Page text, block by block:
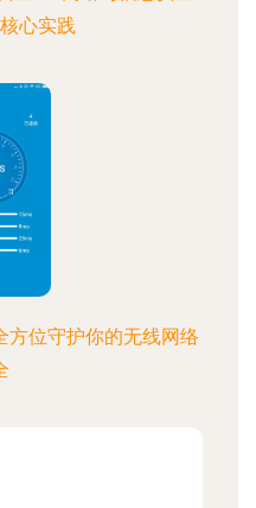
心实践
方位守护你的无线网络